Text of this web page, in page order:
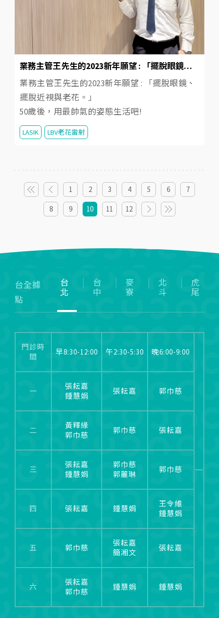
業務主管王先生的2023新年願望 : 「擺脫眼鏡、擺脫近視與老花。」
業務主管王先生的2023新年願望 : 「擺脫眼鏡、
擺脫近視與老花。」
50歲後，用最帥氣的姿態生活吧!
LASIK LBV老花雷射
1 2 3 4 5 6 7
8 9 10 11 12
台全據
點
台
北
台
中
麥
寮
北
斗
虎
尾
門診時
間
一
二
三
四
五
六
早8:30-12:00
張耘嘉
鍾慧娟
黃釋緣
郭巾慈
張耘嘉
鍾慧娟
張耘嘉
郭巾慈
張耘嘉
郭巾慈
午2:30-5:30
張耘嘉
郭巾慈
郭巾慈
郭麗琳
鍾慧娟
張耘嘉
簡湘文
鍾慧娟
晚6:00-9:00
郭巾慈
張耘嘉
郭巾慈
王令維
鍾慧娟
張耘嘉
鍾慧娟